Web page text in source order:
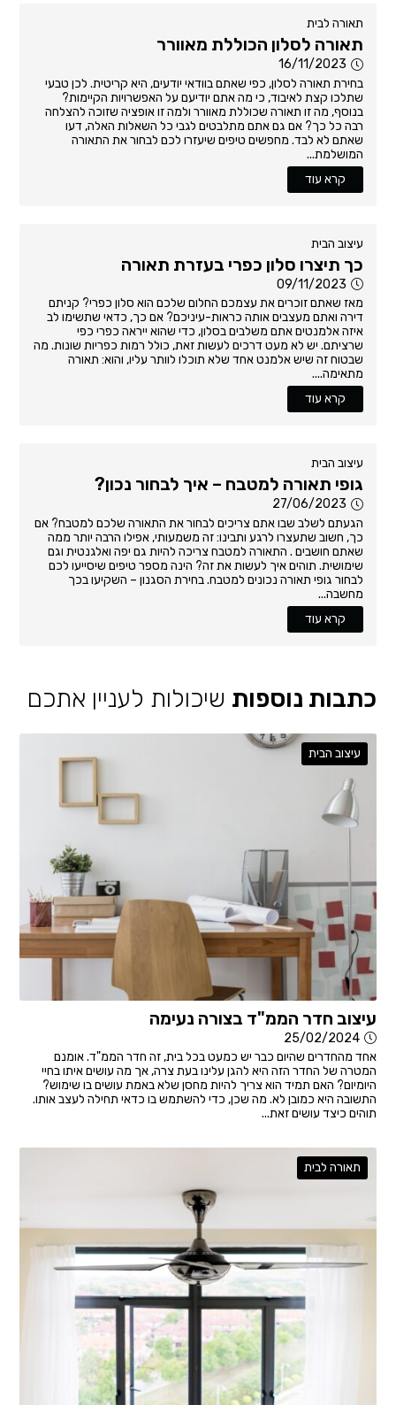
תאורה לבית
תאורה לסלון הכוללת מאוורר
16/11/2023
בחירת תאורה לסלון, כפי שאתם בוודאי יודעים, היא קריטית. לכן טבעי
שתלכו קצת לאיבוד, כי מה אתם יודיעם על האפשרויות הקיימות?
בנוסף, מה זו תאורה שכוללת מאוורר ולמה זו אופציה שזוכה להצלחה
רבה כל כך? אם גם אתם מתלבטים לגבי כל השאלות האלה, דעו
שאתם לא לבד. מחפשים טיפים שיעזרו לכם לבחור את התאורה
המושלמת...
קרא עוד
עיצוב הבית
כך תיצרו סלון כפרי בעזרת תאורה
09/11/2023
מאז שאתם זוכרים את עצמכם החלום שלכם הוא סלון כפרי? קניתם
דירה ואתם מעצבים אותה כראות-עיניכם? אם כך, כדאי שתשימו לב
איזה אלמנטים אתם משלבים בסלון, כדי שהוא ייראה כפרי כפי
שרציתם. יש לא מעט דרכים לעשות זאת, כולל רמות כפריות שונות. מה
שבטוח זה שיש אלמנט אחד שלא תוכלו לוותר עליו, והוא: תאורה
מתאימה....
קרא עוד
עיצוב הבית
גופי תאורה למטבח – איך לבחור נכון?
27/06/2023
הגעתם לשלב שבו אתם צריכים לבחור את התאורה שלכם למטבח? אם
כך, חשוב שתעצרו לרגע ותבינו: זה משמעותי, אפילו הרבה יותר ממה
שאתם חושבים . התאורה למטבח צריכה להיות גם יפה ואלגנטית וגם
שימושית. תוהים איך לעשות את זה? הינה מספר טיפים שיסייעו לכם
לבחור גופי תאורה נכונים למטבח. בחירת הסגנון – השקיעו בכך
מחשבה...
קרא עוד
כתבות נוספות שיכולות לעניין אתכם
עיצוב הבית
עיצוב חדר הממ"ד בצורה נעימה
25/02/2024
אחד מהחדרים שהיום כבר יש כמעט בכל בית, זה חדר הממ"ד. אומנם
המטרה של החדר הזה היא להגן עלינו בעת צרה, אך מה עושים איתו בחיי
היומיום? האם תמיד הוא צריך להיות מחסן שלא באמת עושים בו שימוש?
התשובה היא כמובן לא. מה שכן, כדי להשתמש בו כדאי תחילה לעצב אותו.
תוהים כיצד עושים זאת...
תאורה לבית